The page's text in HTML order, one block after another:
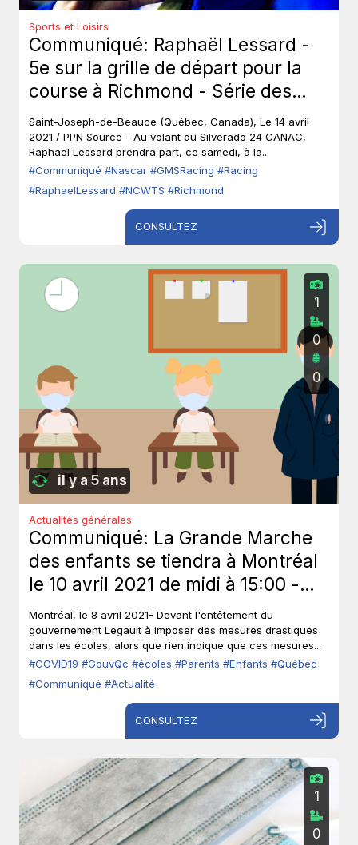
Sports et Loisirs
Communiqué: Raphaël Lessard -
5e sur la grille de départ pour la
course à Richmond - Série des
camionnettes NASCAR Camping
World (NCWTS)
Saint-Joseph-de-Beauce (Québec, Canada), Le 14 avril
2021 / PPN Source - Au volant du Silverado 24 CANAC,
Raphaël Lessard prendra part, ce samedi, à la...
#Communiqué #Nascar #GMSRacing #Racing
#RaphaelLessard #NCWTS #Richmond
CONSULTEZ
il y a 5 ans
1
0
0
Actualités générales
Communiqué: La Grande Marche
des enfants se tiendra à Montréal
le 10 avril 2021 de midi à 15:00 -
Collectif Parents Québec
Montréal, le 8 avril 2021- Devant l'entêtement du
gouvernement Legault à imposer des mesures drastiques
dans les écoles, alors que rien indique que ces mesures...
#COVID19 #GouvQc #écoles #Parents #Enfants #Québec
#Communiqué #Actualité
CONSULTEZ
1
0